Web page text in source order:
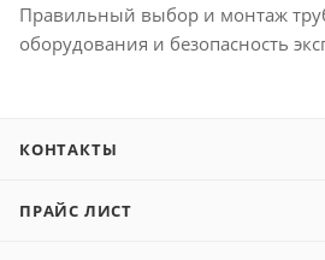
Правильный выбор и монтаж
оборудования и безопасность
КОНТАКТЫ
ПРАЙС ЛИСТ